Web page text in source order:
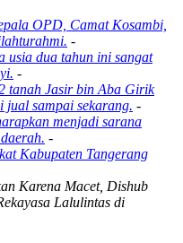
OPD, Camat Kosambi,
-
usia dua tahun ini sangat
-
tanah Jasir bin Aba Girik
jual sampai sekarang. -
menjadi sarana
-
Kabupaten Tangerang
Karena Macet, Dishub
Lalulintas di